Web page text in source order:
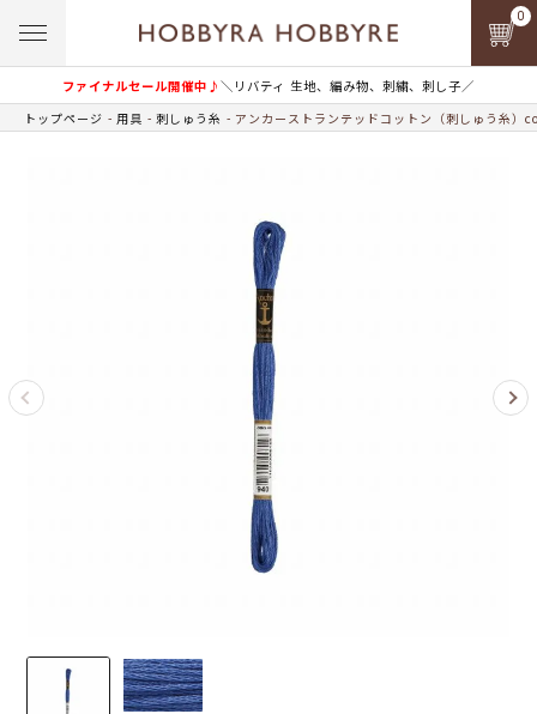
ファイナルセール開催中♪＼リバティ 生地、編み物、刺繍、刺し子／
0
トップページ 用具 刺しゅう糸 アンカーストランテッドコットン（刺しゅう糸）